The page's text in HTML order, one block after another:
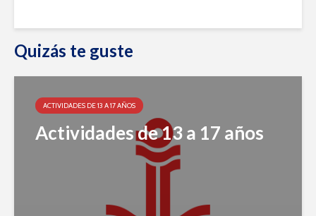
Quizás te guste
ACTIVIDADES DE 13 A 17 AÑOS
Actividades de 13 a 17 años